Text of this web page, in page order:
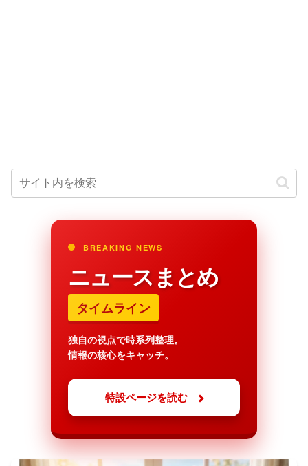
BREAKING NEWS
ニュースまとめ
タイムライン
独自の視点で時系列整理。
情報の核心をキャッチ。
特設ページを読む